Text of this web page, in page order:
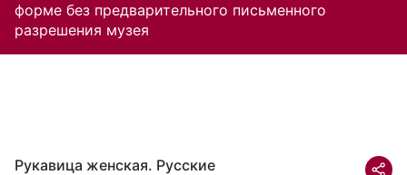
форме без предварительного письменного
разрешения музея
Рукавица женская. Русские